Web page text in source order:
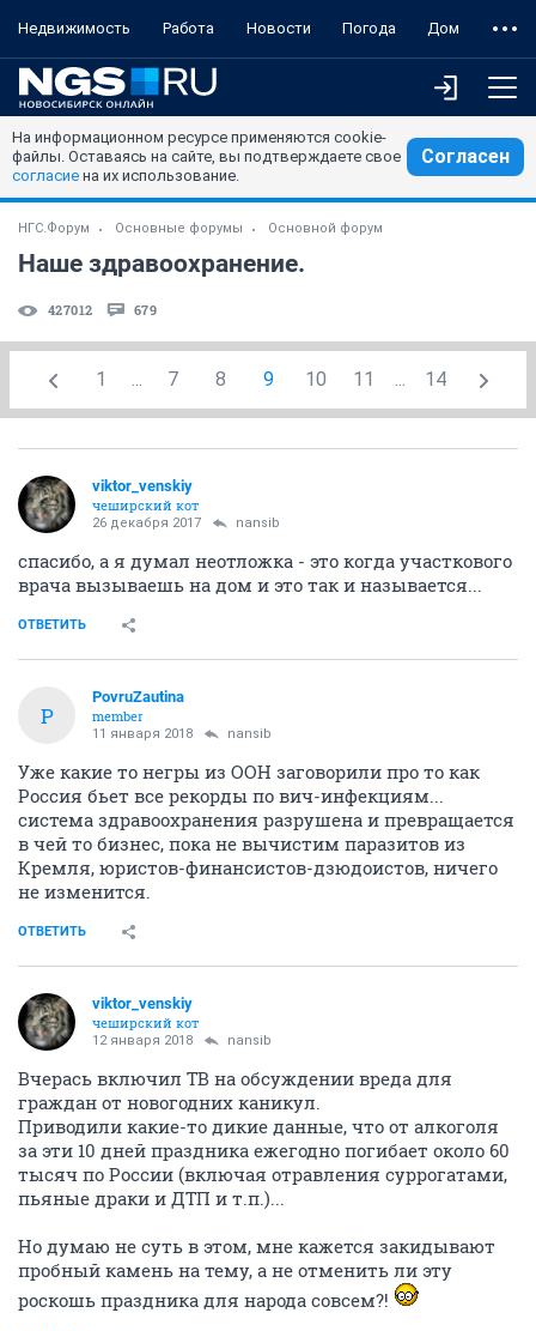
Недвижимость Работа Новости Погода Дом
На информационном ресурсе применяются cookie-
файлы. Оставаясь на сайте, вы подтверждаете свое
согласие на их использование.
Согласен
НГС.Форум Основные форумы Основной форум
Наше здравоохранение.
427012 679
1 ... 7 8 9 10 11 ... 14
viktor_venskiy
чеширский кот
26 декабря 2017 nansib
спасибо, а я думал неотложка - это когда участкового
врача вызываешь на дом и это так и называется...
ОТВЕТИТЬ
P
PovruZautina
member
11 января 2018 nansib
Уже какие то негры из ООН заговорили про то как
Россия бьет все рекорды по вич-инфекциям...
система здравоохранения разрушена и превращается
в чей то бизнес, пока не вычистим паразитов из
Кремля, юристов-финансистов-дзюдоистов, ничего
не изменится.
ОТВЕТИТЬ
viktor_venskiy
чеширский кот
12 января 2018 nansib
Вчерась включил ТВ на обсуждении вреда для
граждан от новогодних каникул.
Приводили какие-то дикие данные, что от алкоголя
за эти 10 дней праздника ежегодно погибает около 60
тысяч по России (включая отравления суррогатами,
пьяные драки и ДТП и т.п.)...
Но думаю не суть в этом, мне кажется закидывают
пробный камень на тему, а не отменить ли эту
роскошь праздника для народа совсем?!